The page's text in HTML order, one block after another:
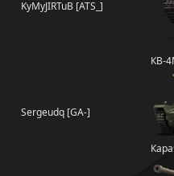
KyMyJIRTuB [ATS_]
КВ-
Sergeudq [GA-]